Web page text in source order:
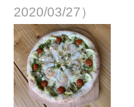
2020/03/27）